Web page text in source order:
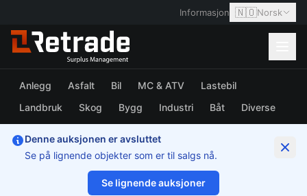
Informasjon 🇳🇴Norsk
Anlegg Asfalt Bil MC & ATV
Lastebil
Landbruk
Skog Bygg Industri Båt Diverse
Denne auksjonen er avsluttet
Se på lignende objekter som er til salgs nå.
Se lignende auksjoner